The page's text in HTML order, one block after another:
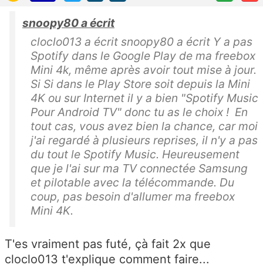
snoopy80 a écrit
cloclo013 a écrit snoopy80 a écrit Y a pas
Spotify dans le Google Play de ma freebox
Mini 4k, même après avoir tout mise à jour.
Si Si dans le Play Store soit depuis la Mini
4K ou sur Internet il y a bien "Spotify Music
Pour Android TV" donc tu as le choix ! En
tout cas, vous avez bien la chance, car moi
j'ai regardé à plusieurs reprises, il n'y a pas
du tout le Spotify Music. Heureusement
que je l'ai sur ma TV connectée Samsung
et pilotable avec la télécommande. Du
coup, pas besoin d'allumer ma freebox
Mini 4K.
T'es vraiment pas futé, çà fait 2x que
cloclo013 t'explique comment faire...